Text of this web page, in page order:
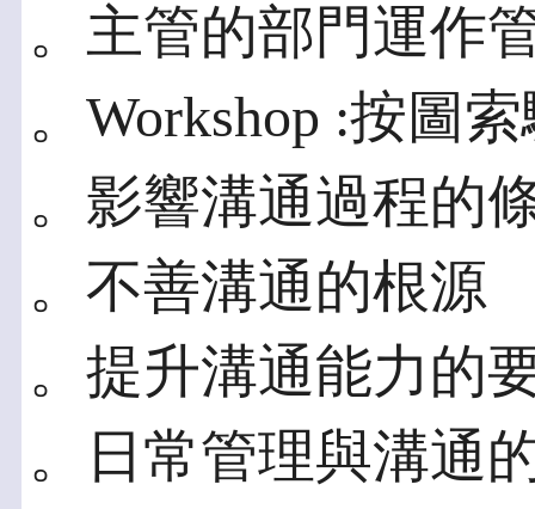
。主管的部門運作
。Workshop :按圖
。影響溝通過程的
。不善溝通的根源
。提升溝通能力的
。日常管理與溝通